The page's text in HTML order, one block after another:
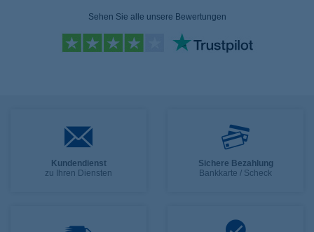
Sehen Sie alle unsere Bewertungen
Kundendienst
zu Ihren Diensten
Sichere Bezahlung
Bankkarte / Scheck